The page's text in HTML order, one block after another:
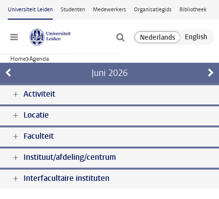
Ga naar hoofdinhoud
Universiteit Leiden Studenten Medewerkers Organisatiegids Bibliotheek
Menu
Home Agenda
Juni 2026
Activiteit
Locatie
Faculteit
Instituut/afdeling/centrum
Interfacultaire instituten